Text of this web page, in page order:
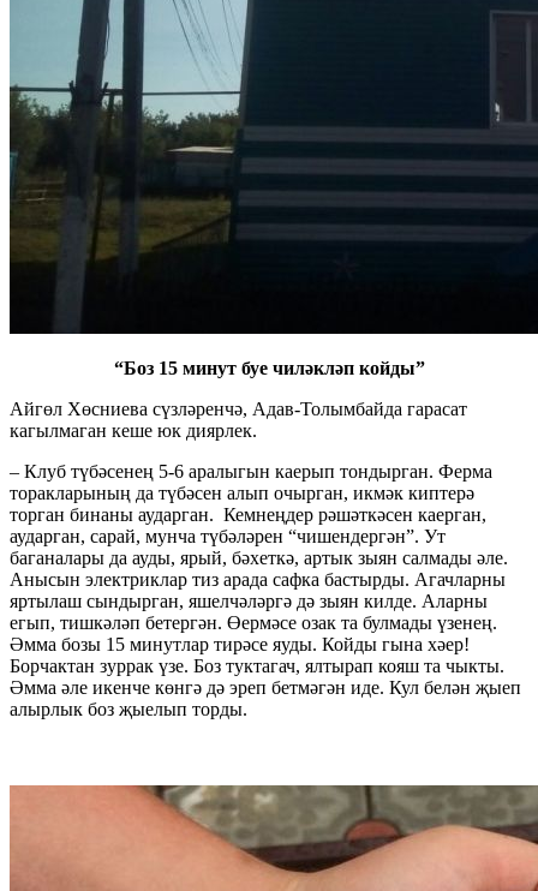
“Боз 15 минут буе чиләкләп койды”
Айгөл Хөсниева сүзләренчә, Адав-Толымбайда гарасат
кагылмаган кеше юк диярлек.
– Клуб түбәсенең 5-6 аралыгын каерып тондырган. Ферма
торакларының да түбәсен алып очырган, икмәк киптерә
торган бинаны аударган. Кемнеңдер рәшәткәсен каерган,
аударган, сарай, мунча түбәләрен “чишендергән”. Ут
баганалары да ауды, ярый, бәхеткә, артык зыян салмады әле.
Анысын электриклар тиз арада сафка бастырды. Агачларны
яртылаш сындырган, яшелчәләргә дә зыян килде. Аларны
егып, тишкәләп бетергән. Өермәсе озак та булмады үзенең.
Әмма бозы 15 минутлар тирәсе яуды. Койды гына хәер!
Борчактан зуррак үзе. Боз туктагач, ялтырап кояш та чыкты.
Әмма әле икенче көнгә дә эреп бетмәгән иде. Кул белән җыеп
алырлык боз җыелып торды.